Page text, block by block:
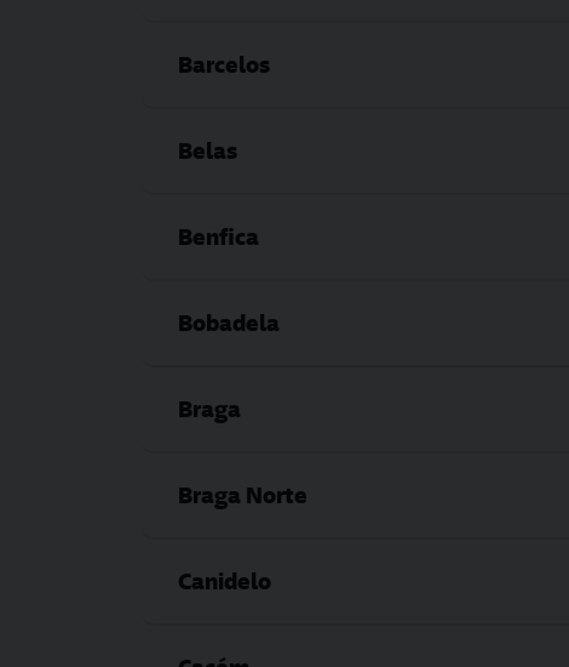
Barcelos
Belas
Benfica
Bobadela
Braga
Braga Norte
Canidelo